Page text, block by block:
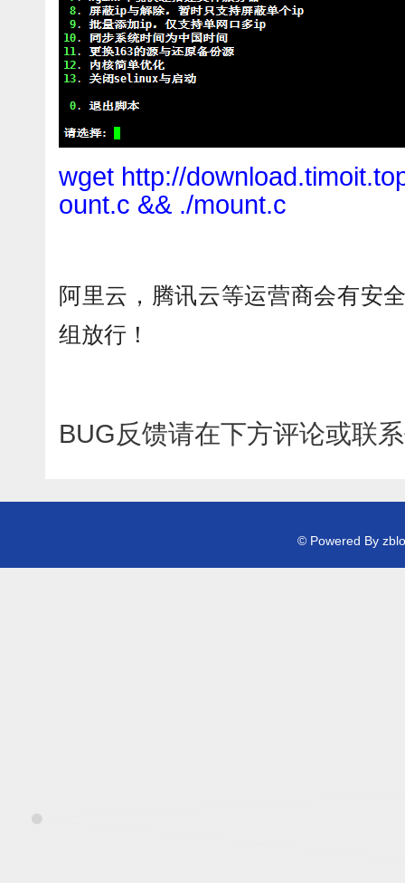
wget http://
ount.c && ./mount.c
阿里云，腾讯云等运营商会有安
组放行！
BUG反馈请在下方评论或联
© Powered By